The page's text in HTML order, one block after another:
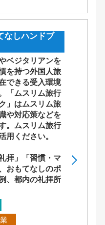
なしハンドブ
ベジタリアンを
を持つ外国人旅
できる受入環境
「ムスリム旅行
」はムスリム旅
や対応策などを
。ムスリム旅行
用ください。
拝」「習慣・マ
おもてなしのポ
、都内の礼拝所